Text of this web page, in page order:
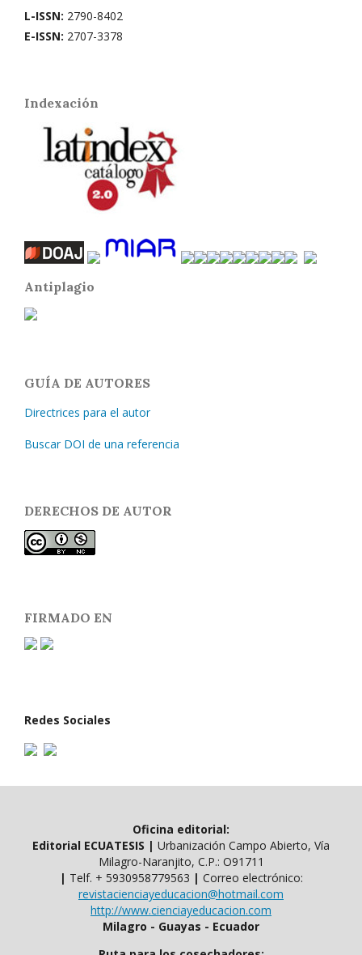
L-ISSN: 2790-8402
E-ISSN: 2707-3378
Indexación
Antiplagio
GUÍA DE AUTORES
Directrices para el autor
Buscar DOI de una referencia
DERECHOS DE AUTOR
FIRMADO EN
Redes Sociales
Oficina editorial:
Editorial ECUATESIS | Urbanización Campo Abierto, Vía
Milagro-Naranjito, C.P.: O91711
| Telf. ​​+ 5930958779563 | Correo electrónico:
revistacienciayeducacion@hotmail.com
http://www.cienciayeducacion.com
Milagro - Guayas - Ecuador